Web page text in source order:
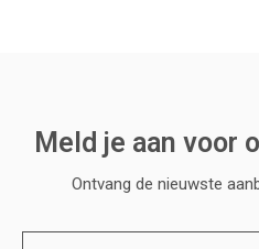
Meld je aan voor
Ontvang de nieuwste